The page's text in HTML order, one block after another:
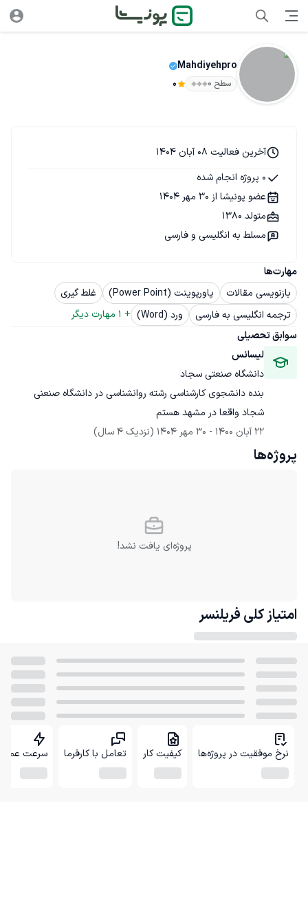
Mahdiyehpro
سطح ۰ 0
مهارت‌ها
بازنویسی مقالات
پاورپوینت (Power Point)
غلط گیری
ترجمه انگلیسی به فارسی
ورد (Word) +
1 مهارت دیگر
سوابق تحصیلی
لیسانس
دانشگاه صنعتی سجاد
بنده دانشجوی کارشناسی رشته روانشناسی در دانشگاه صنعنی
شجاد واقعا در مشهد هستم
22 آبان 1400
- 30 مهر 1404 (نزدیک 4 سال)
آخرین فعالیت 08 آبان 1404
0 پروژه انجام شده
عضو پونیشا از 30 مهر 1404
متولد 1380
مسلط به انگلیسی و فارسی
پروژه‌ها
پروژه‌ای یافت نشد!
امتیاز کلی فریلنسر
نرخ موفقیت در پروژه‌ها کیفیت کار تعامل با کارفرما سرعت عمل